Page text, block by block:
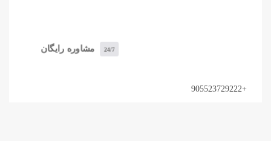
مشاوره رایگان 24/7
+905523729222